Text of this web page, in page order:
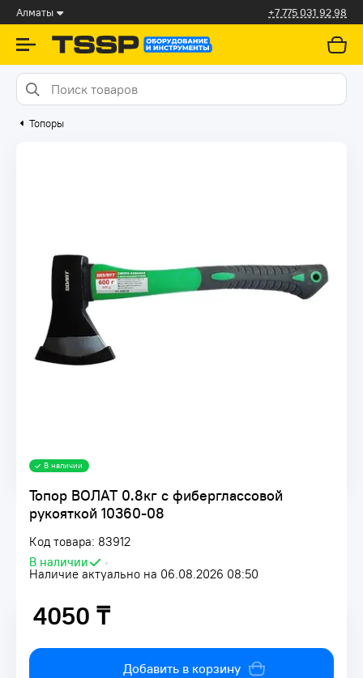
Алматы +7 775 031 92 98
Топоры
Топор ВОЛАТ 0.8кг с фиберглассовой
рукояткой 10360-08
Код товара: 83912
В наличии
•
Наличие актуально на 06.08.2026 08:50
В наличии
4050 ₸
4050 ₸
Добавить в корзину